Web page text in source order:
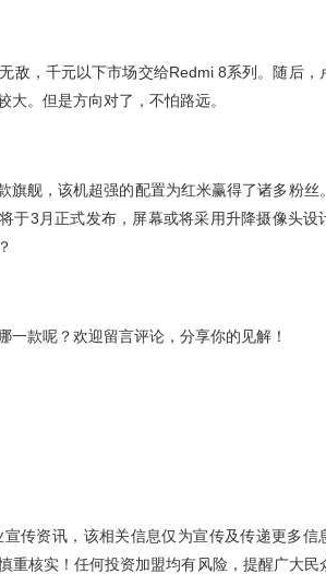
敌，千元以下市场交给Redmi 8系列。随后，
。但是方向对了，不怕路远。
旗舰，该机超强的配置为红米赢得了诸多粉丝
于3月正式发布，屏幕或将采用升降摄像头设
款呢？欢迎留言评论，分享你的见解！
传资讯，该相关信息仅为宣传及传递更多信
重核实！任何投资加盟均有风险，提醒广大民